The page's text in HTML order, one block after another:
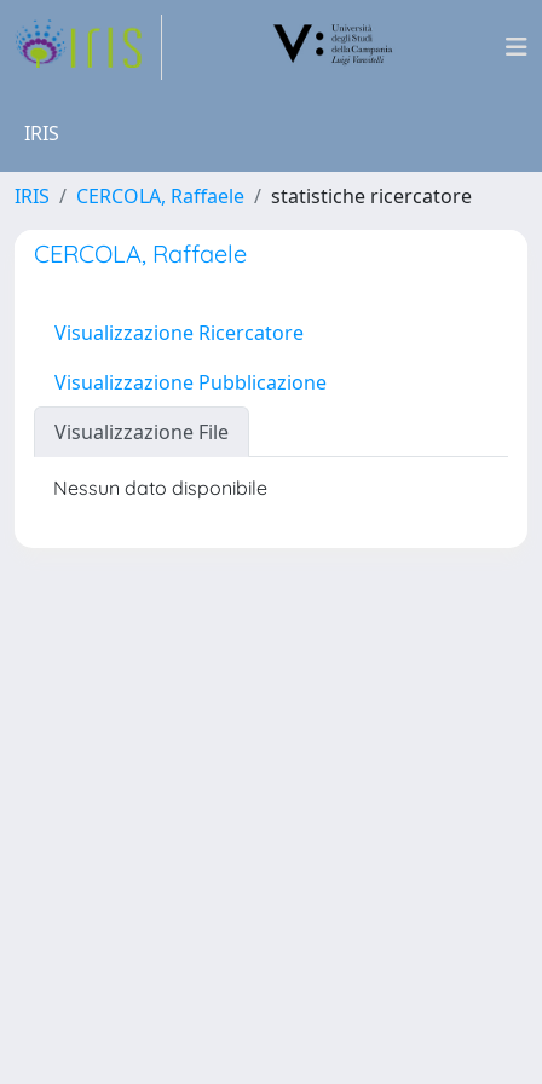
IRIS
IRIS CERCOLA, Raffaele statistiche ricercatore
CERCOLA, Raffaele
Visualizzazione Ricercatore
Visualizzazione Pubblicazione
Visualizzazione File
Nessun dato disponibile